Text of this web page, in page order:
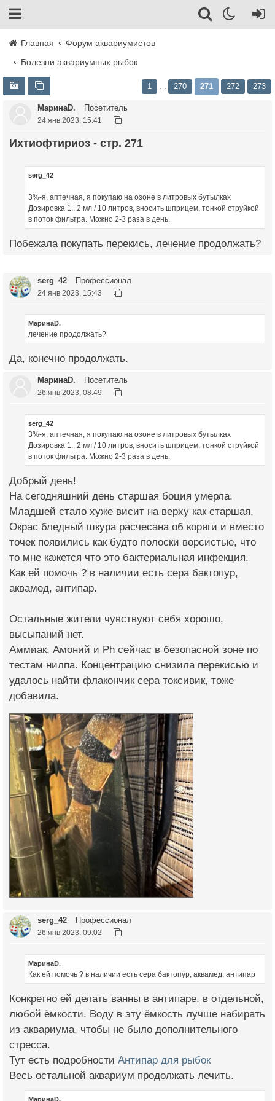
Главная
Форум аквариумистов
Болезни аквариумных рыбок
1 270 271 272 273
МаринаD. Посетитель
24 янв 2023, 15:41
Ихтиофтириоз - стр. 271
serg_42
3%-я, аптечная, я покупаю на озоне в литровых бутылках
Дозировка 1...2 мл / 10 литров, вносить шприцем, тонкой струйкой
в поток фильтра. Можно 2-3 раза в день.
Побежала покупать перекись, лечение продолжать?
serg_42 Профессионал
24 янв 2023, 15:43
МаринаD.
лечение продолжать?
Да, конечно продолжать.
МаринаD. Посетитель
26 янв 2023, 08:49
serg_42
3%-я, аптечная, я покупаю на озоне в литровых бутылках
Дозировка 1...2 мл / 10 литров, вносить шприцем, тонкой струйкой
в поток фильтра. Можно 2-3 раза в день.
Добрый день!
На сегодняшний день старшая боция умерла.
Младшей стало хуже висит на верху как старшая.
Окрас бледный шкура расчесана об коряги и вместо
точек появились как будто полоски ворсистые, что
то мне кажется что это бактериальная инфекция.
Как ей помочь ? в наличии есть сера бактопур,
аквамед, антипар.
Остальные жители чувствуют себя хорошо,
высыпаний нет.
Аммиак, Амоний и Ph сейчас в безопасной зоне по
тестам нилпа. Концентрацию снизила перекисью и
удалось найти флакончик сера токсивик, тоже
добавила.
serg_42 Профессионал
26 янв 2023, 09:02
МаринаD.
Как ей помочь ? в наличии есть сера бактопур, аквамед, антипар
Конкретно ей делать ванны в антипаре, в отдельной,
любой ёмкости. Воду в эту ёмкость лучше набирать
из аквариума, чтобы не было дополнительного
стресса.
Тут есть подробности Антипар для рыбок
Весь остальной аквариум продолжать лечить.
МаринаD.